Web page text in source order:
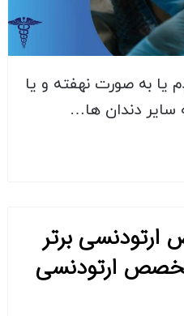
یا به صورت نهفته و یا
سایر دندان ها…
ارتودنسی برتر
ارتودنسی